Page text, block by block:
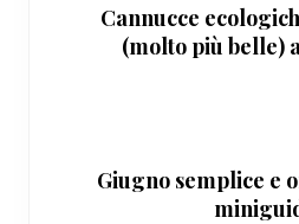
Cannucce
(molto più belle)
Giugno semplice e